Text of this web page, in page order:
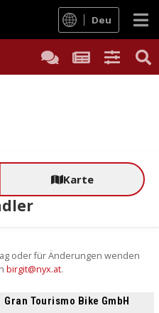
Deu
Karte
oder für Änderungen wenden
birgit@nyx.at.
Gran Tourismo Bike GmbH